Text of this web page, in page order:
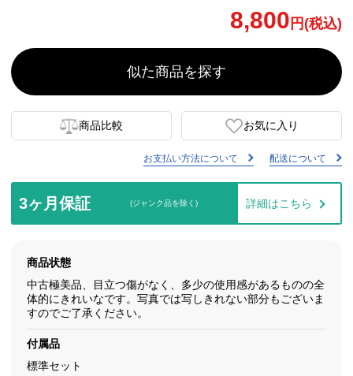
8,800 円(税込)
似た商品を探す
商品比較 お気に入り
お支払い方法について 配送について
3ヶ月保証 (ジャンク品を除く) 詳細はこちら
商品状態
中古極美品、目立つ傷がなく、多少の使用感があるものの全
体的にきれいなです。写真では写しきれない部分もございま
すのでご了承ください。
付属品
標準セット